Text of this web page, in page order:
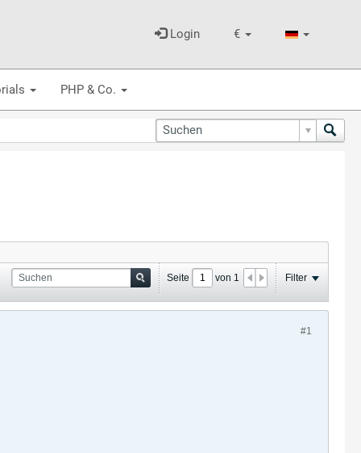
€
Login
PHP & Co.
Seite von 1 Filter
#1